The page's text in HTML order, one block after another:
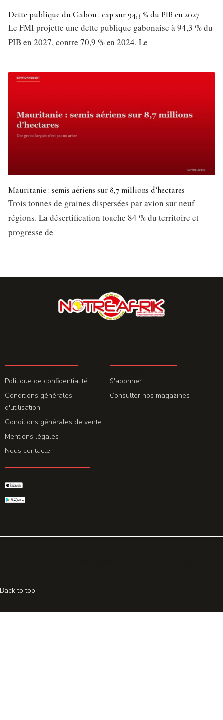
Dette publique du Gabon : cap sur 94,3 % du PIB en 2027
Le FMI projette une dette publique gabonaise à 94,3 % du
PIB en 2027, contre 70,9 % en 2024. Le
Mauritanie : semis aériens sur 8,7 millions d’hectares
Trois tonnes de graines dispersées par avion sur neuf
régions. La désertification touche 84 % du territoire et
progresse de
Politique de confidentialité
Conditions générales
d'utilisation
Conditions générales de vente
Mentions légales
Nous contacter
S'abonner
Consulter nos magazines
Back to top